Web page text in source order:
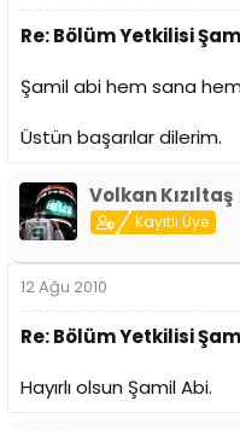
Re: Bölüm Yetkilisi
Şamil abi hem sana
Üstün başarılar dilerim.
Volkan Kızıltaş
Kayıtlı Üye
12 Ağu 2010
Re: Bölüm Yetkilisi
Hayırlı olsun Şamil Abi.